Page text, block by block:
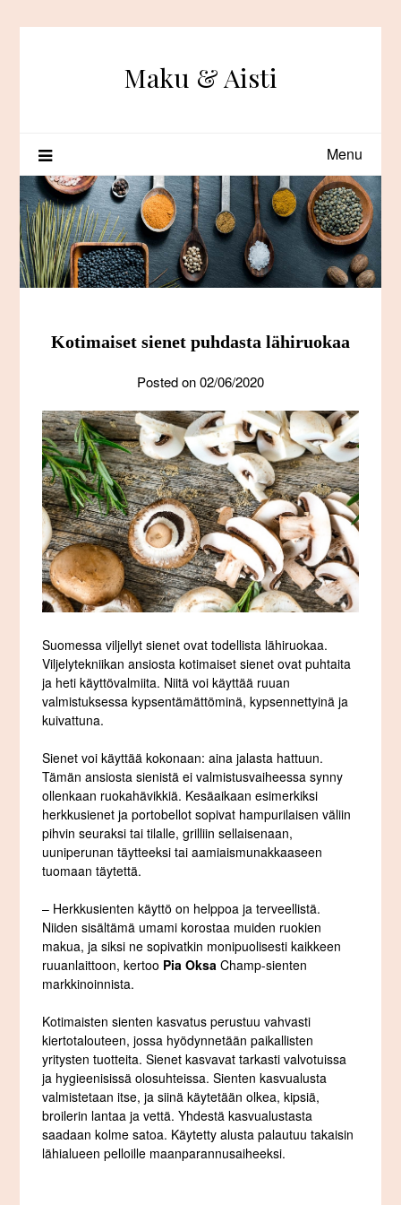
Maku & Aisti
Menu
Kotimaiset sienet puhdasta lähiruokaa
Posted on02/06/2020
Suomessa viljellyt sienet ovat todellista lähiruokaa.
Viljelytekniikan ansiosta kotimaiset sienet ovat puhtaita
ja heti käyttövalmiita. Niitä voi käyttää ruuan
valmistuksessa kypsentämättöminä, kypsennettyinä ja
kuivattuna.
Sienet voi käyttää kokonaan: aina jalasta hattuun.
Tämän ansiosta sienistä ei valmistusvaiheessa synny
ollenkaan ruokahävikkiä. Kesäaikaan esimerkiksi
herkkusienet ja portobellot sopivat hampurilaisen väliin
pihvin seuraksi tai tilalle, grilliin sellaisenaan,
uuniperunan täytteeksi tai aamiaismunakkaaseen
tuomaan täytettä.
– Herkkusienten käyttö on helppoa ja terveellistä.
Niiden sisältämä umami korostaa muiden ruokien
makua, ja siksi ne sopivatkin monipuolisesti kaikkeen
ruuanlaittoon, kertoo Pia OksaChamp-sienten
markkinoinnista.
Kotimaisten sienten kasvatus perustuu vahvasti
kiertotalouteen, jossa hyödynnetään paikallisten
yritysten tuotteita. Sienet kasvavat tarkasti valvotuissa
ja hygieenisissä olosuhteissa. Sienten kasvualusta
valmistetaan itse, ja siinä käytetään olkea, kipsiä,
broilerin lantaa ja vettä. Yhdestä kasvualustasta
saadaan kolme satoa. Käytetty alusta palautuu takaisin
lähialueen pelloille maanparannusaiheeksi.